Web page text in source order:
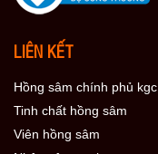
LIÊN KẾT
Hồng sâm chính phủ kgc
Tinh chất hồng sâm
Viên hồng sâm